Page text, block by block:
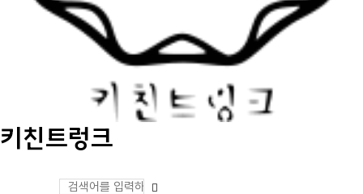
키친트렁크